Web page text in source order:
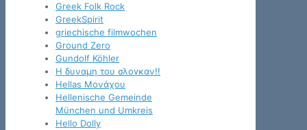
Greek Folk Rock
GreekSpirit
griechische filmwochen
Ground Zero
Gundolf Köhler
H δυναμη του σλογκαν!!
Hellas Μονάχου
Hellenische Gemeinde
München und Umkreis
Hello Dolly